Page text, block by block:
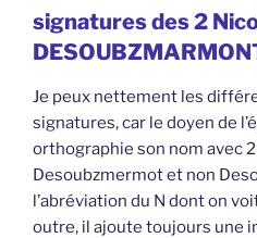
signatures des 2
Je peux nettement les
signatures, car le doyen de
orthographie son nom avec
Desoubzmermot et non
l’abréviation du N dont on
outre, il ajoute toujours une